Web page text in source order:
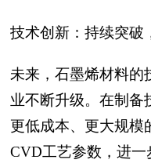
技术创新：持续突破
未来，石墨烯材料的
业不断升级。在制备
更低成本、更大规模
CVD工艺参数，进